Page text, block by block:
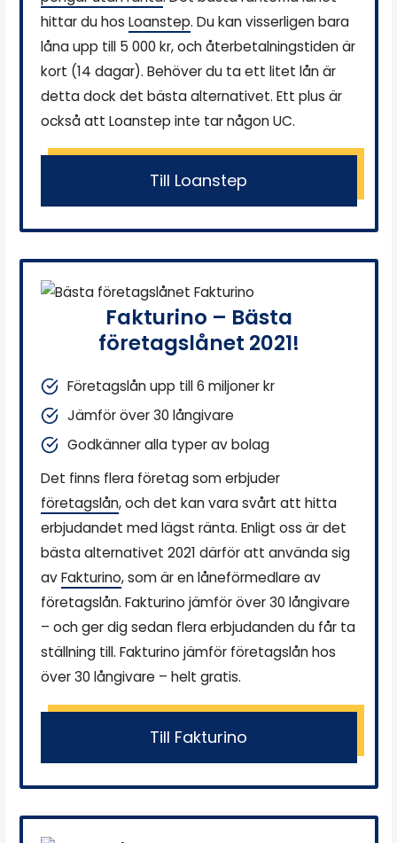
hittar du hos Loanstep. Du kan visserligen bara
låna upp till 5 000 kr, och återbetalningstiden är
kort (14 dagar). Behöver du ta ett litet lån är
detta dock det bästa alternativet. Ett plus är
också att Loanstep inte tar någon UC.
Till Loanstep
Fakturino – Bästa
företagslånet 2021!
Företagslån upp till 6 miljoner kr
Jämför över 30 långivare
Godkänner alla typer av bolag
Det finns flera företag som erbjuder
företagslån, och det kan vara svårt att hitta
erbjudandet med lägst ränta. Enligt oss är det
bästa alternativet 2021 därför att använda sig
avFakturino, som är en låneförmedlare av
företagslån. Fakturino jämför över 30 långivare
– och ger dig sedan flera erbjudanden du får ta
ställning till. Fakturino jämför företagslån hos
över 30 långivare – helt gratis.
Till Fakturino